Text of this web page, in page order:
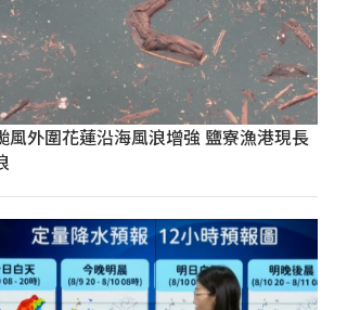
風外圍花蓮沿海風浪增強 鹽寮漁港現長